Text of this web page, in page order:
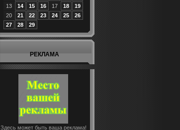
13
14 15 16 17 18
19
20
21 22 23 24 25
26
27
28 29
РЕКЛАМА
Здесь может быть ваша реклама!